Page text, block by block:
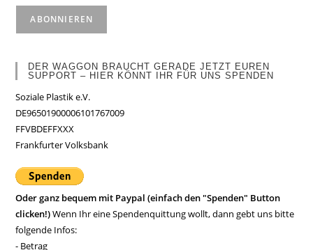
DER WAGGON BRAUCHT GERADE JETZT EUREN
SUPPORT – HIER KÖNNT IHR FÜR UNS SPENDEN
Soziale Plastik e.V.
DE96501900006101767009
FFVBDEFFXXX
Frankfurter Volksbank
Oder ganz bequem mit Paypal (einfach den "Spenden" Button
clicken!)Wenn Ihr eine Spendenquittung wollt, dann gebt uns bitte
folgende Infos:
- Betrag